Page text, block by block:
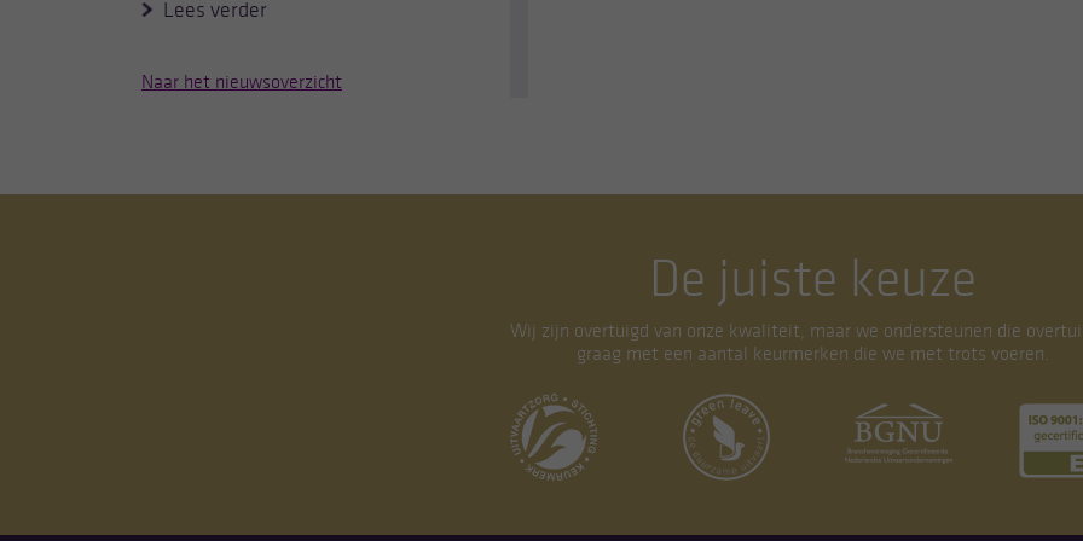
Lees verder
Naar het nieuwsoverzicht
De juiste keuze
Wij zijn overtuigd van onze kwaliteit, maar we ondersteunen die
graag met een aantal keurmerken die we met trots voeren.